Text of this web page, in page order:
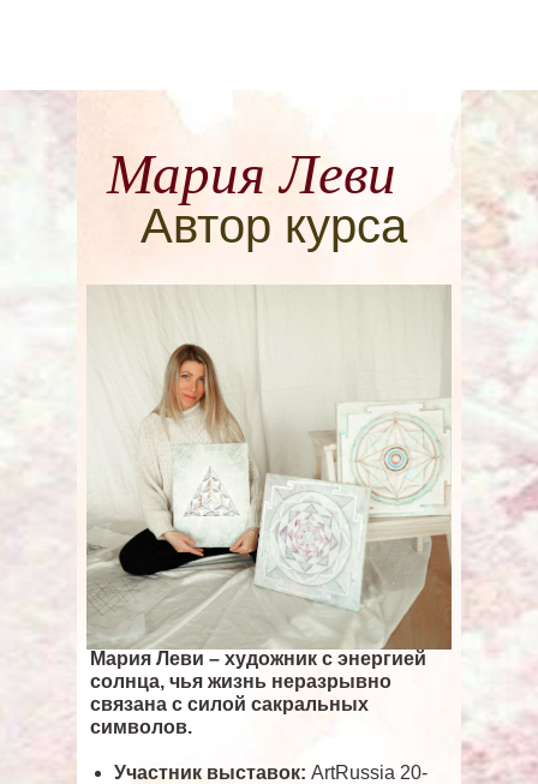
Мария Леви – художник с энергией
солнца, чья жизнь неразрывно
связана с силой сакральных
символов.
Участник выставок: ArtRussia 20-
Мария Леви
Автор курса